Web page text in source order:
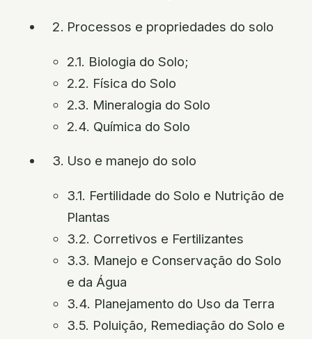
Processos e propriedades do solo
2.1. Biologia do Solo;
2.2. Física do Solo
2.3. Mineralogia do Solo
2.4. Química do Solo
Uso e manejo do solo
3.1. Fertilidade do Solo e Nutrição de
Plantas
3.2. Corretivos e Fertilizantes
3.3. Manejo e Conservação do Solo
e da Água
3.4. Planejamento do Uso da Terra
3.5. Poluição, Remediação do Solo e